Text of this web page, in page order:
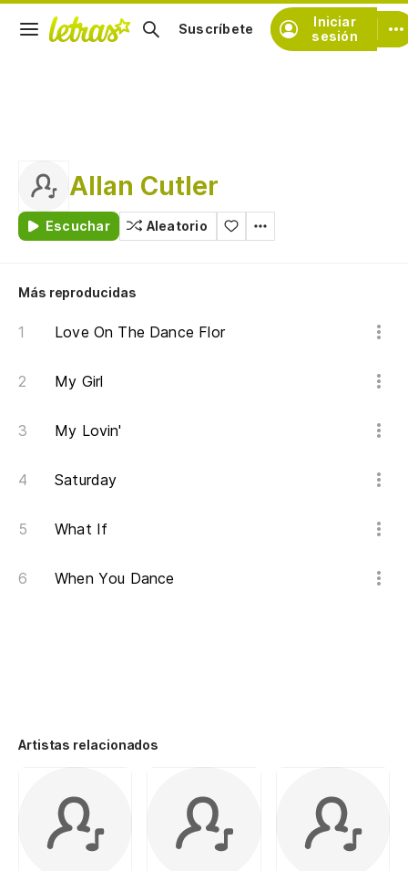
Iniciar
sesión
Suscríbete
Allan Cutler
Escuchar Aleatorio
Más reproducidas
Love On The Dance Flor
My Girl
My Lovin'
Saturday
What If
When You Dance
Artistas relacionados